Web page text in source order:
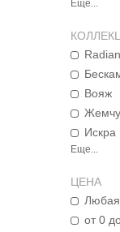
Еще...
Вояж
Искра
Еще...
ЦЕНА
Любая
от 0